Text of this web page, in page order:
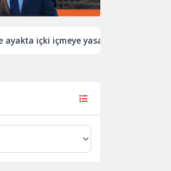
içki içmeye yasak gündemde